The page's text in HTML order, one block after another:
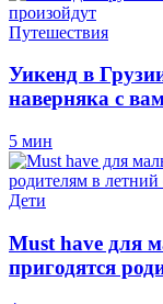
Путешествия
Уикенд в
наверняка с
5 мин
Дети
Must have для
пригодятся